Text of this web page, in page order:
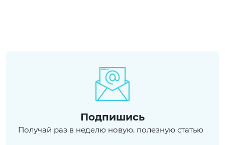
Подпишись
Получай раз в неделю новую, полезную статью